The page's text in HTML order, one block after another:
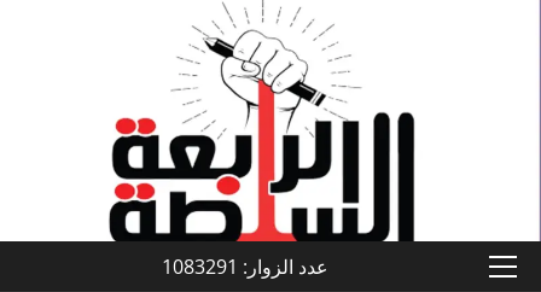
القائمة
عدد الزوار: 1083291